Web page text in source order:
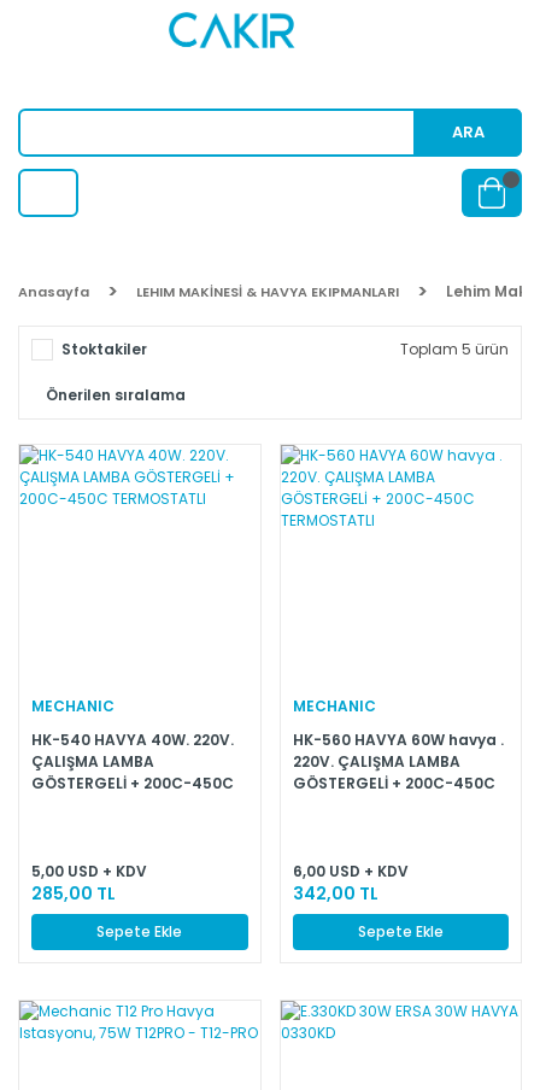
ARA
Anasayfa LEHIM MAKİNESİ & HAVYA EKIPMANLARI Lehim
Stoktakiler Toplam 5 ürün
MECHANIC
HK-540 HAVYA 40W. 220V.
ÇALIŞMA LAMBA
GÖSTERGELİ + 200C-450C
5,00 USD + KDV
285,00 TL
Sepete Ekle
MECHANIC
HK-560 HAVYA 60W havya .
220V. ÇALIŞMA LAMBA
GÖSTERGELİ + 200C-450C
6,00 USD + KDV
342,00 TL
Sepete Ekle